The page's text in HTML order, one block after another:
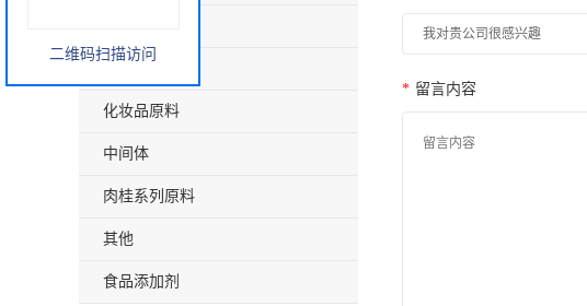
化妆品原料
中间体
肉桂系列原料
其他
食品添加剂
* 留言内容
二维码扫描访问